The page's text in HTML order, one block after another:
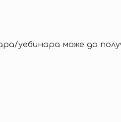
уебинара може да